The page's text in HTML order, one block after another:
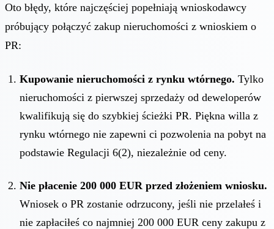
Oto błędy, które najczęściej popełniają wnioskodawcy
próbujący połączyć zakup nieruchomości z wnioskiem o
PR:
Kupowanie nieruchomości z rynku wtórnego. Tylko
nieruchomości z pierwszej sprzedaży od deweloperów
kwalifikują się do szybkiej ścieżki PR. Piękna willa z
rynku wtórnego nie zapewni ci pozwolenia na pobyt na
podstawie Regulacji 6(2), niezależnie od ceny.
Nie płacenie 200 000 EUR przed złożeniem wniosku.
Wniosek o PR zostanie odrzucony, jeśli nie przelałeś i
nie zapłaciłeś co najmniej 200 000 EUR ceny zakupu z